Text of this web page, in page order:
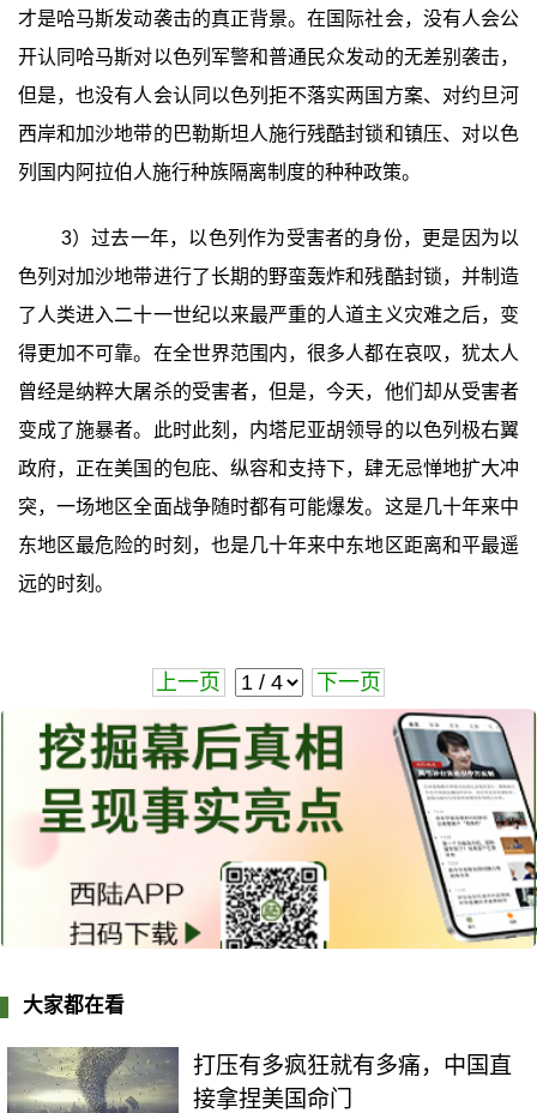
才是哈马斯发动袭击的真正背景。在国际社会，没有人会公
开认同哈马斯对以色列军警和普通民众发动的无差别袭击，
但是，也没有人会认同以色列拒不落实两国方案、对约旦河
西岸和加沙地带的巴勒斯坦人施行残酷封锁和镇压、对以色
列国内阿拉伯人施行种族隔离制度的种种政策。
3）过去一年，以色列作为受害者的身份，更是因为以
色列对加沙地带进行了长期的野蛮轰炸和残酷封锁，并制造
了人类进入二十一世纪以来最严重的人道主义灾难之后，变
得更加不可靠。在全世界范围内，很多人都在哀叹，犹太人
曾经是纳粹大屠杀的受害者，但是，今天，他们却从受害者
变成了施暴者。此时此刻，内塔尼亚胡领导的以色列极右翼
政府，正在美国的包庇、纵容和支持下，肆无忌惮地扩大冲
突，一场地区全面战争随时都有可能爆发。这是几十年来中
东地区最危险的时刻，也是几十年来中东地区距离和平最遥
远的时刻。
上一页 下一页
大家都在看
打压有多疯狂就有多痛，中国直
接拿捏美国命门